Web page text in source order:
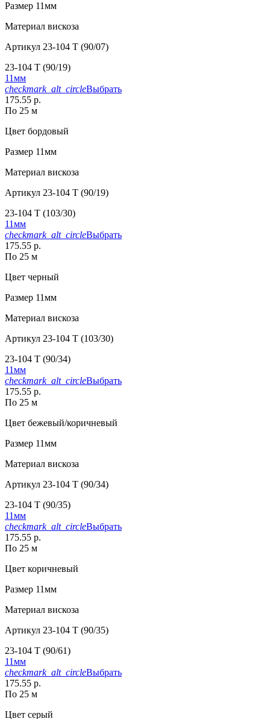
Размер 11мм
Материал вискоза
Артикул 23-104 T (90/07)
23-104 T (90/19)
11мм
checkmark_alt_circleВыбрать
175.55 р.
По 25 м
Цвет бордовый
Размер 11мм
Материал вискоза
Артикул 23-104 T (90/19)
23-104 T (103/30)
11мм
checkmark_alt_circleВыбрать
175.55 р.
По 25 м
Цвет черный
Размер 11мм
Материал вискоза
Артикул 23-104 T (103/30)
23-104 T (90/34)
11мм
checkmark_alt_circleВыбрать
175.55 р.
По 25 м
Цвет бежевый/коричневый
Размер 11мм
Материал вискоза
Артикул 23-104 T (90/34)
23-104 T (90/35)
11мм
checkmark_alt_circleВыбрать
175.55 р.
По 25 м
Цвет коричневый
Размер 11мм
Материал вискоза
Артикул 23-104 T (90/35)
23-104 T (90/61)
11мм
checkmark_alt_circleВыбрать
175.55 р.
По 25 м
Цвет серый